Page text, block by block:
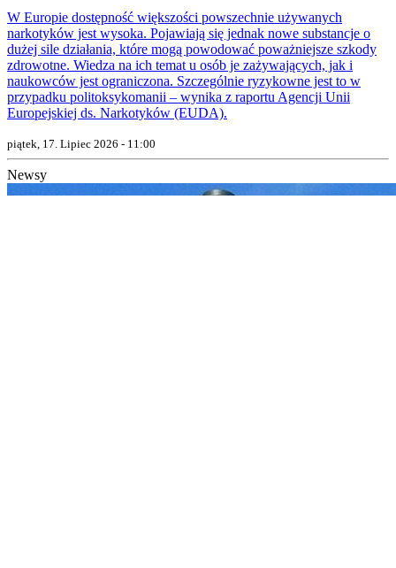
W Europie dostępność większości powszechnie używanych
narkotyków jest wysoka. Pojawiają się jednak nowe substancje o
dużej sile działania, które mogą powodować poważniejsze szkody
zdrowotne. Wiedza na ich temat u osób je zażywających, jak i
naukowców jest ograniczona. Szczególnie ryzykowne jest to w
przypadku politoksykomanii – wynika z raportu Agencji Unii
Europejskiej ds. Narkotyków (EUDA).
piątek, 17. Lipiec 2026 - 11:00
Newsy